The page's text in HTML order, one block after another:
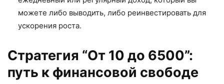
можете либо выводить, либо реинвестировать для
ускорения роста.
Стратегия “От 10 до 6500”:
путь к финансовой свободе